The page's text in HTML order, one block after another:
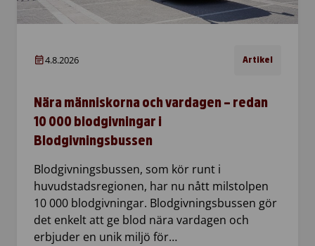
4.8.2026 Artikel
Nära människorna och vardagen – redan
10 000 blodgivningar i
Blodgivningsbussen
Blodgivningsbussen, som kör runt i
huvudstadsregionen, har nu nått milstolpen
10 000 blodgivningar. Blodgivningsbussen gör
det enkelt att ge blod nära vardagen och
erbjuder en unik miljö för…